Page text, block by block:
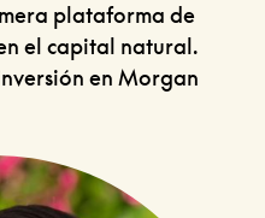
plataforma de
el capital natural.
en Morgan